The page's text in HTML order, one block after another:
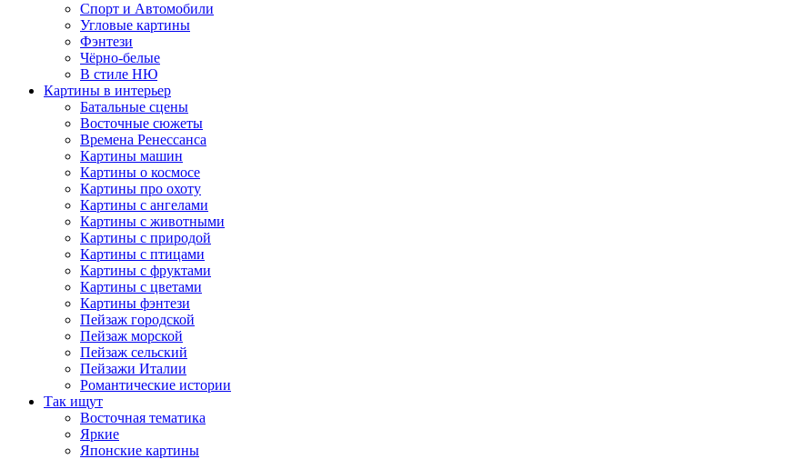
Спорт и Автомобили
Угловые картины
Фэнтези
Чёрно-белые
В стиле НЮ
Картины в интерьер
Батальные сцены
Восточные сюжеты
Времена Ренессанса
Картины машин
Картины о космосе
Картины про охоту
Картины с ангелами
Картины с животными
Картины с природой
Картины с птицами
Картины с фруктами
Картины с цветами
Картины фэнтези
Пейзаж городской
Пейзаж морской
Пейзаж сельский
Пейзажи Италии
Романтические истории
Так ищут
Восточная тематика
Яркие
Японские картины